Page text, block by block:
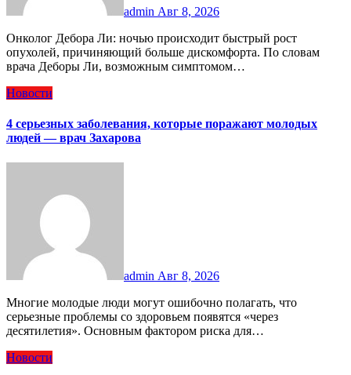
admin Авг 8, 2026
Онколог Дебора Ли: ночью происходит быстрый рост
опухолей, причиняющий больше дискомфорта. По словам
врача Деборы Ли, возможным симптомом…
Новости
4 серьезных заболевания, которые поражают молодых
людей — врач Захарова
admin Авг 8, 2026
Многие молодые люди могут ошибочно полагать, что
серьезные проблемы со здоровьем появятся «через
десятилетия». Основным фактором риска для…
Новости